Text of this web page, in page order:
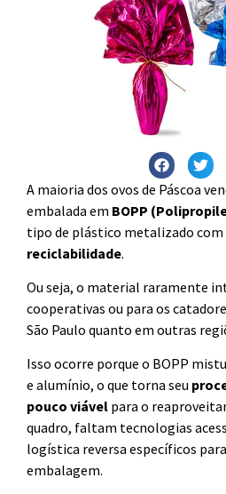
A maioria dos ovos de Páscoa
embalada em BOPP
tipo de plástico metalizado com
reciclabilidade.
Ou seja, o material raramente
cooperativas ou para os
São Paulo quanto em outras
Isso ocorre porque o BOPP
e alumínio, o que torna seu
pouco viável para o
quadro, faltam tecnologias
logística reversa específicos
embalagem.